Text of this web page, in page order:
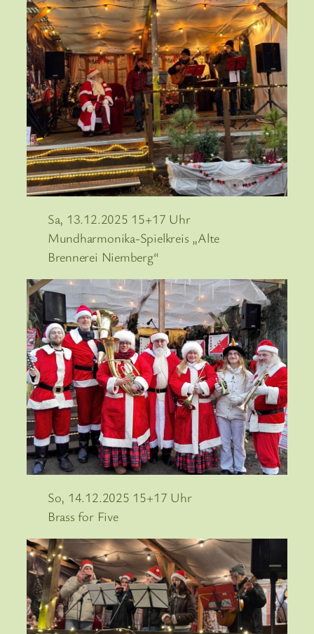
Sa, 13.12.2025 15+17 Uhr
Mundharmonika-Spielkreis „Alte
Brennerei Niemberg“
So, 14.12.2025 15+17 Uhr
Brass for Five